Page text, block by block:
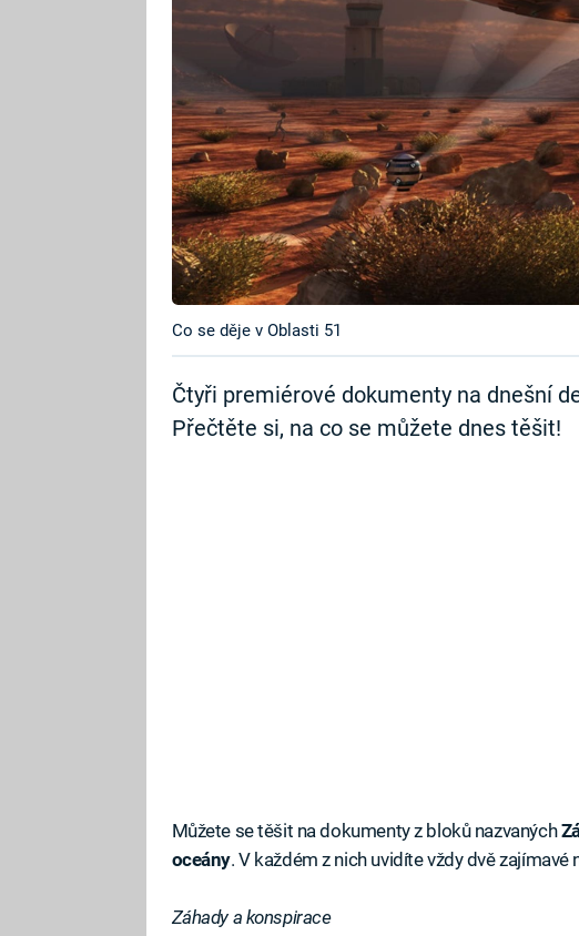
Co se děje v Oblasti 51
Čtyři premiérové dokumenty na dnešní
Přečtěte si, na co se můžete dnes těšit!
Můžete se těšit na dokumenty z bloků nazvaných
oceány. V každém z nich uvidíte vždy dvě
Záhady a konspirace